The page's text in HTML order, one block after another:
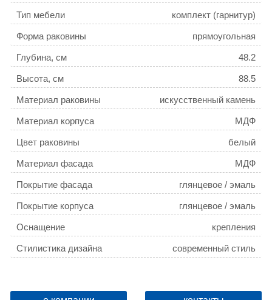
Тип мебели комплект (гарнитур)
Форма раковины прямоугольная
Глубина, см 48.2
Высота, см 88.5
Материал раковины искусственный камень
Материал корпуса МДФ
Цвет раковины белый
Материал фасада МДФ
Покрытие фасада глянцевое / эмаль
Покрытие корпуса глянцевое / эмаль
Оснащение крепления
Стилистика дизайна современный стиль
Бельевая корзина
нет